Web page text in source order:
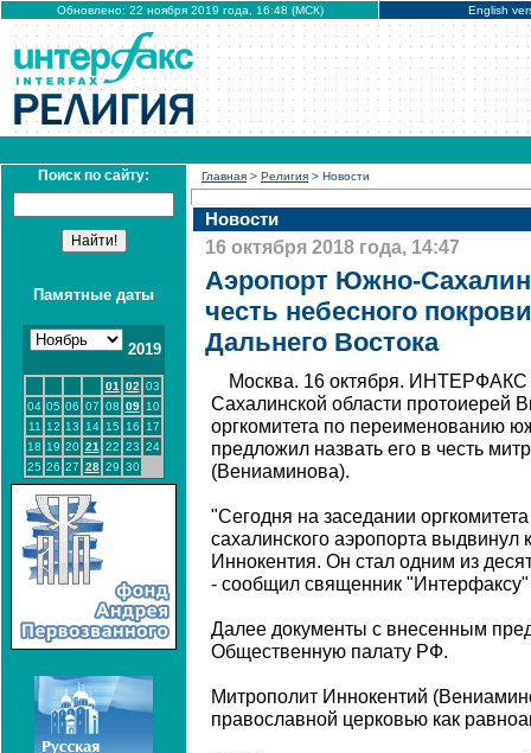
Обновлено: 22 ноября 2019 года, 16:48 (МСК) English
Поиск по сайту:
Памятные даты
2019
01 02 03
04 05 06 07 08 09 10
11
12 13 14 15 16
17
18 19 20 21 22 23 24
25 26 27 28 29 30
Главная > Религия > Новости
Новости
16 октября 2018 года, 14:47
Аэропорт Южно-
честь небесного
Дальнего Востока
Москва. 16 октября.
Сахалинской области протоиерей
оргкомитета по переименованию
предложил назвать его в честь
(Вениаминова).
"Сегодня на заседании
сахалинского аэропорта выдвинул
Иннокентия. Он стал одним из
- сообщил священник "Интерфаксу"
Далее документы с внесенным
Общественную палату РФ.
Митрополит Иннокентий
православной церковью как